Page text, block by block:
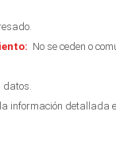
No se ceden o
datos.
información detallada